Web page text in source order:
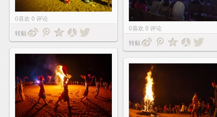
0喜欢 0 评论
转贴
0喜欢 0 评论
转贴